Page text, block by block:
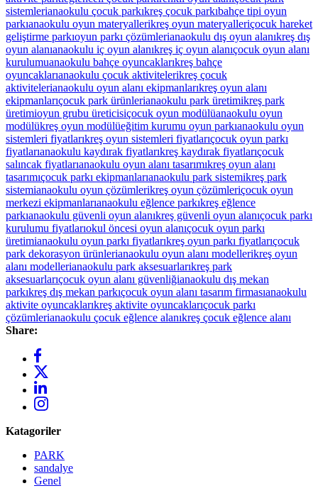
sistemlerianaokulu çocuk parkıkreş çocuk parkıbahçe tipi oyun
parkıanaokulu oyun materyallerikreş oyun materyalleriçocuk hareket
geliştirme parkıoyun parkı çözümlerianaokulu dış oyun alanıkreş dış
oyun alanıanaokulu iç oyun alanıkreş iç oyun alanıçocuk oyun alanı
kurulumuanaokulu bahçe oyuncaklarıkreş bahçe
oyuncaklarıanaokulu çocuk aktivitelerikreş çocuk
aktivitelerianaokulu oyun alanı ekipmanlarıkreş oyun alanı
ekipmanlarıçocuk park ürünlerianaokulu park üretimikreş park
üretimioyun grubu üreticisiçocuk oyun modülüanaokulu oyun
modülükreş oyun modülüeğitim kurumu oyun parkıanaokulu oyun
sistemleri fiyatlarıkreş oyun sistemleri fiyatlarıçocuk oyun parkı
fiyatlarıanaokulu kaydırak fiyatlarıkreş kaydırak fiyatlarıçocuk
salıncak fiyatlarıanaokulu oyun alanı tasarımıkreş oyun alanı
tasarımıçocuk parkı ekipmanlarıanaokulu park sistemikreş park
sistemianaokulu oyun çözümlerikreş oyun çözümleriçocuk oyun
merkezi ekipmanlarıanaokulu eğlence parkıkreş eğlence
parkıanaokulu güvenli oyun alanıkreş güvenli oyun alanıçocuk parkı
kurulumu fiyatlarıokul öncesi oyun alanıçocuk oyun parkı
üretimianaokulu oyun parkı fiyatlarıkreş oyun parkı fiyatlarıçocuk
park dekorasyon ürünlerianaokulu oyun alanı modellerikreş oyun
alanı modellerianaokulu park aksesuarlarıkreş park
aksesuarlarıçocuk oyun alanı güvenliğianaokulu dış mekan
parkıkreş dış mekan parkıçocuk oyun alanı tasarım firmasıanaokulu
aktivite oyuncaklarıkreş aktivite oyuncaklarıçocuk parkı
çözümlerianaokulu çocuk eğlence alanıkreş çocuk eğlence alanı
Share:
Katagoriler
PARK
sandalye
Genel